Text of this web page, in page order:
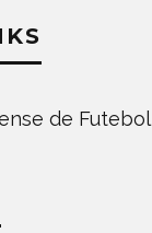
de Futebol